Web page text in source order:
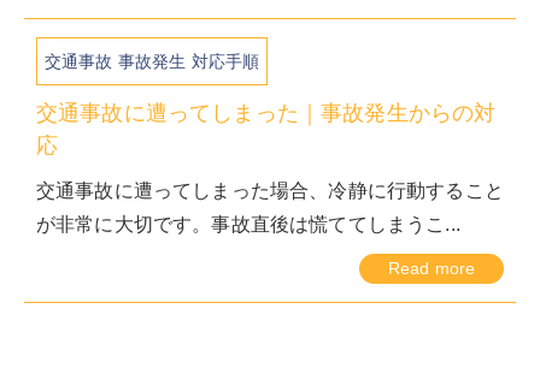
交通事故 事故発生 対応手順
交通事故に遭ってしまった｜事故発生からの対
応
交通事故に遭ってしまった場合、冷静に行動すること
が非常に大切です。事故直後は慌ててしまうこ...
Read more